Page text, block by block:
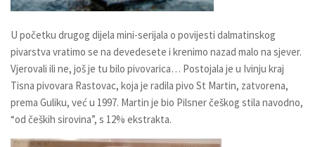
U početku drugog dijela mini-serijala o povijesti dalmatinskog
pivarstva vratimo se na devedesete i krenimo nazad malo na sjever.
Vjerovali ili ne, još je tu bilo pivovarica… Postojala je u Ivinju kraj
Tisna pivovara Rastovac, koja je radila pivo St Martin, zatvorena,
prema Guliku, već u 1997. Martin je bio Pilsner češkog stila navodno,
“od čeških sirovina”, s 12% ekstrakta.